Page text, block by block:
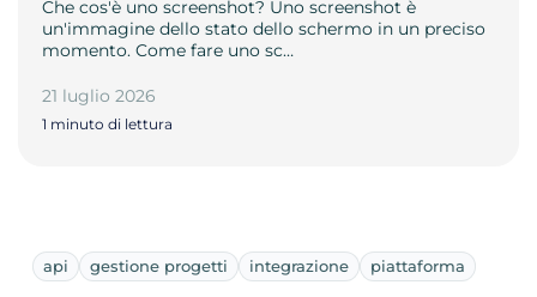
Che cos'è uno screenshot? Uno screenshot è
un'immagine dello stato dello schermo in un preciso
momento. Come fare uno sc…
21 luglio 2026
1 minuto di lettura
api gestione progetti integrazione piattaforma